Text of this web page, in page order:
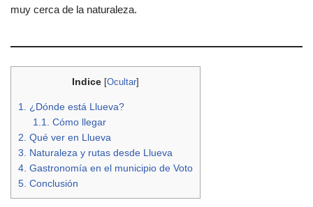
muy cerca de la naturaleza.
Indice [Ocultar]
1. ¿Dónde está Llueva?
1.1. Cómo llegar
2. Qué ver en Llueva
3. Naturaleza y rutas desde Llueva
4. Gastronomía en el municipio de Voto
5. Conclusión